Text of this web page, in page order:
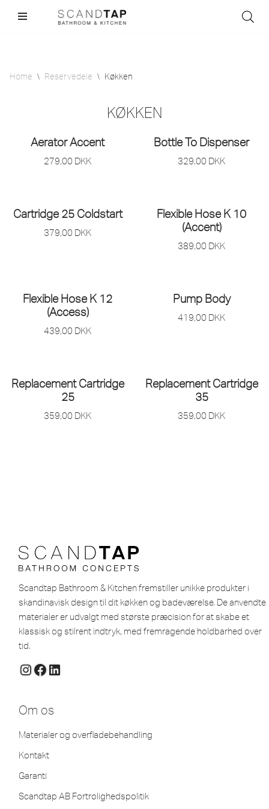
Home \ Reservedele \ Køkken
KØKKEN
Aerator Accent
279,00 DKK
Bottle To Dispenser
329,00 DKK
Cartridge 25 Coldstart
379,00 DKK
Flexible Hose K 10
(Accent)
389,00 DKK
Flexible Hose K 12
(Access)
439,00 DKK
Pump Body
419,00 DKK
Replacement Cartridge
25
359,00 DKK
Replacement Cartridge
35
359,00 DKK
Scandtap Bathroom & Kitchen fremstiller unikke produkter i
skandinavisk design til dit køkken og badeværelse. De anvendte
materialer er udvalgt med største præcision for at skabe et
klassisk og stilrent indtryk, med fremragende holdbarhed over
tid.
Om os
Materialer og overfladebehandling
Kontakt
Garanti
Scandtap AB Fortrolighedspolitik